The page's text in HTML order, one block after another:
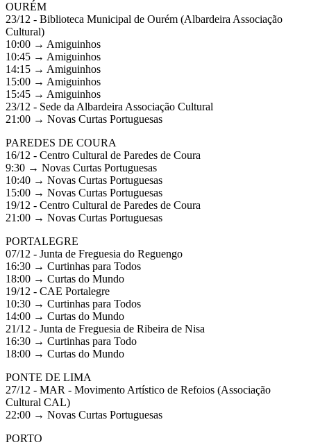
OURÉM
23/12 - Biblioteca Municipal de Ourém (Albardeira Associação
Cultural)
10:00 → Amiguinhos
10:45 → Amiguinhos
14:15 → Amiguinhos
15:00 → Amiguinhos
15:45 → Amiguinhos
23/12 - Sede da Albardeira Associação Cultural
21:00 → Novas Curtas Portuguesas
PAREDES DE COURA
16/12 - Centro Cultural de Paredes de Coura
9:30 → Novas Curtas Portuguesas
10:40 → Novas Curtas Portuguesas
15:00 → Novas Curtas Portuguesas
19/12 - Centro Cultural de Paredes de Coura
21:00 → Novas Curtas Portuguesas
PORTALEGRE
07/12 - Junta de Freguesia do Reguengo
16:30 → Curtinhas para Todos
18:00 → Curtas do Mundo
19/12 - CAE Portalegre
10:30 → Curtinhas para Todos
14:00 → Curtas do Mundo
21/12 - Junta de Freguesia de Ribeira de Nisa
16:30 → Curtinhas para Todo
18:00 → Curtas do Mundo
PONTE DE LIMA
27/12 - MAR - Movimento Artístico de Refoios (Associação
Cultural CAL)
22:00 → Novas Curtas Portuguesas
PORTO